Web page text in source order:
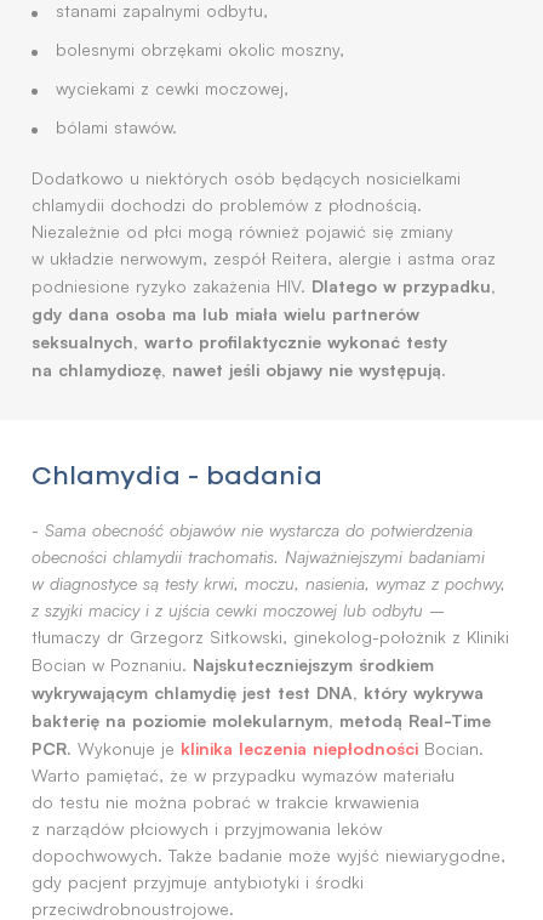
stanami zapalnymi odbytu,
bolesnymi obrzękami okolic moszny,
wyciekami z cewki moczowej,
bólami stawów.
Dodatkowo u niektórych osób będących nosicielkami
chlamydii dochodzi do problemów z płodnością.
Niezależnie od płci mogą również pojawić się zmiany
w układzie nerwowym, zespół Reitera, alergie i astma oraz
podniesione ryzyko zakażenia HIV. Dlatego w przypadku,
gdy dana osoba ma lub miała wielu partnerów
seksualnych, warto profilaktycznie wykonać testy
na chlamydiozę, nawet jeśli objawy nie występują.
Chlamydia - badania
- Sama obecność objawów nie wystarcza do potwierdzenia
obecności chlamydii trachomatis. Najważniejszymi badaniami
w diagnostyce są testy krwi, moczu, nasienia, wymaz z pochwy,
z szyjki macicy i z ujścia cewki moczowej lub odbytu –
tłumaczy dr Grzegorz Sitkowski, ginekolog-położnik z Kliniki
Bocian w Poznaniu. Najskuteczniejszym środkiem
wykrywającym chlamydię jest test DNA, który wykrywa
bakterię na poziomie molekularnym, metodą Real-Time
PCR. Wykonuje je klinika leczenia niepłodności Bocian.
Warto pamiętać, że w przypadku wymazów materiału
do testu nie można pobrać w trakcie krwawienia
z narządów płciowych i przyjmowania leków
dopochwowych. Także badanie może wyjść niewiarygodne,
gdy pacjent przyjmuje antybiotyki i środki
przeciwdrobnoustrojowe.